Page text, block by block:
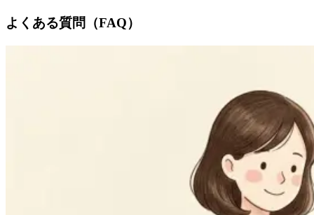
よくある質問（FAQ）